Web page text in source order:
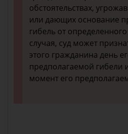
обстоятельствах,
или дающих основание
гибель от
случая, суд может
этого гражданина день
предполагаемой гибели
момент его